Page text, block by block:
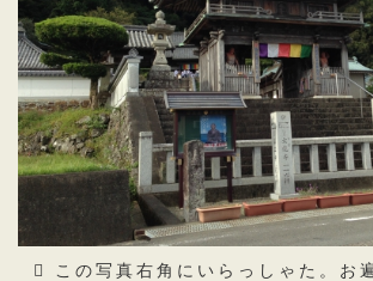
この写真右角にいらっしゃた。お